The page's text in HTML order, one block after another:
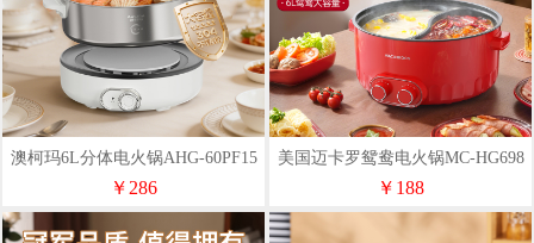
澳柯玛6L分体电火锅AHG-60PF15
￥286
美国迈卡罗鸳鸯电火锅MC-HG698
￥188